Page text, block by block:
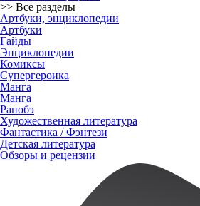
>> Все разделы
Артбуки, энциклопедии
Артбуки
Гайды
Энциклопедии
Комиксы
Супергероика
Манга
Манга
Ранобэ
Художественная литература
Фантастика / Фэнтези
Детская литература
Обзоры и рецензии